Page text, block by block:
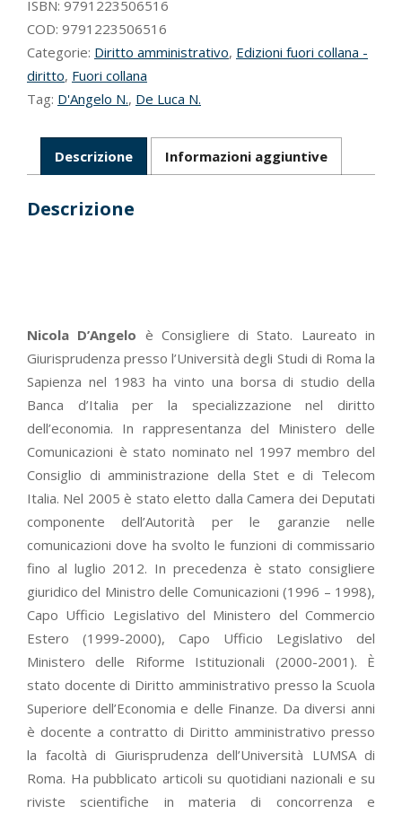
ISBN: 9791223506516
COD: 9791223506516
Categorie: Diritto amministrativo, Edizioni fuori collana -
diritto, Fuori collana
Tag: D'Angelo N., De Luca N.
Descrizione Informazioni aggiuntive
Descrizione
Nicola D’Angelo è Consigliere di Stato. Laureato in
Giurisprudenza presso l’Università degli Studi di Roma la
Sapienza nel 1983 ha vinto una borsa di studio della
Banca d’Italia per la specializzazione nel diritto
dell’economia. In rappresentanza del Ministero delle
Comunicazioni è stato nominato nel 1997 membro del
Consiglio di amministrazione della Stet e di Telecom
Italia. Nel 2005 è stato eletto dalla Camera dei Deputati
componente dell’Autorità per le garanzie nelle
comunicazioni dove ha svolto le funzioni di commissario
fino al luglio 2012. In precedenza è stato consigliere
giuridico del Ministro delle Comunicazioni (1996 – 1998),
Capo Ufficio Legislativo del Ministero del Commercio
Estero (1999-2000), Capo Ufficio Legislativo del
Ministero delle Riforme Istituzionali (2000-2001). È
stato docente di Diritto amministrativo presso la Scuola
Superiore dell’Economia e delle Finanze. Da diversi anni
è docente a contratto di Diritto amministrativo presso
la facoltà di Giurisprudenza dell’Università LUMSA di
Roma. Ha pubblicato articoli su quotidiani nazionali e su
riviste scientifiche in materia di concorrenza e